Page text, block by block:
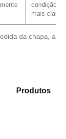
condição
mais
da chapa, a
Produtose